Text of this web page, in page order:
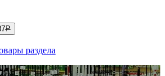
Р
раздела